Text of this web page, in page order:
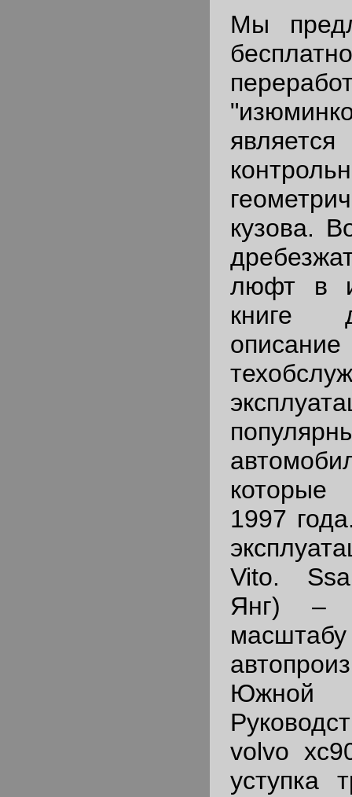
Мы
кузова.
люфт в
книге
которые
1997
Vito.
Янг) –
масштабу
volvo
уступка